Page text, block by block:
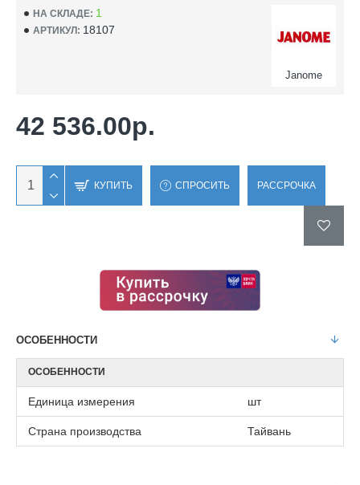
НА СКЛАДЕ: 1
АРТИКУЛ: 18107
Janome
42 536.00р.
КУПИТЬ СПРОСИТЬ РАССРОЧКА
ОСОБЕННОСТИ
ОСОБЕННОСТИ
Единица измерения шт
Страна производства Тайвань